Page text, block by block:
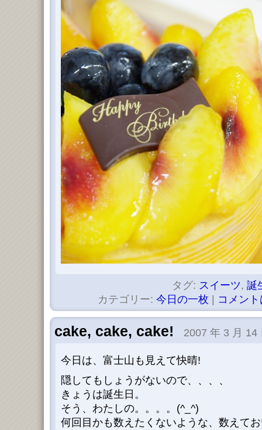
タグ: スイーツ, 誕
カテゴリー: 今日の一枚 コメン
cake, cake, cake! 2007 年 3 月 14
今日は、富士山も見えて快晴!
隠してもしょうがないので、、、、
きょうは誕生日。
そう、わたしの。。。。(^_^)
何回目かも数えたくないような、数えて